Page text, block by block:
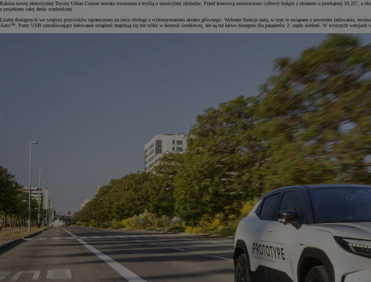
Kabina nowej elektrycznej Toyoty Urban Cruiser została stworzona z myślą o intuicyjnej obsłudze. Przed kierowcą umieszczono cyfrowy kokpit z ekranem o przekątnej 10,25", a
z projektem całej deski rozdzielczej.
Liczbę dostępnych we wnętrzu przycisków ograniczono na rzecz obsługi z wykorzystaniem ekranu głównego. Wybrane funkcje auta, w tym te związane z procesem ładowania,
Auto™. Porty USB umożliwiające ładowanie urządzeń znajdują się nie tylko w konsoli środkowej, ale są też łatwo dostępne dla pasażerów 2. rzędu siedzeń. W wyższych wersjach